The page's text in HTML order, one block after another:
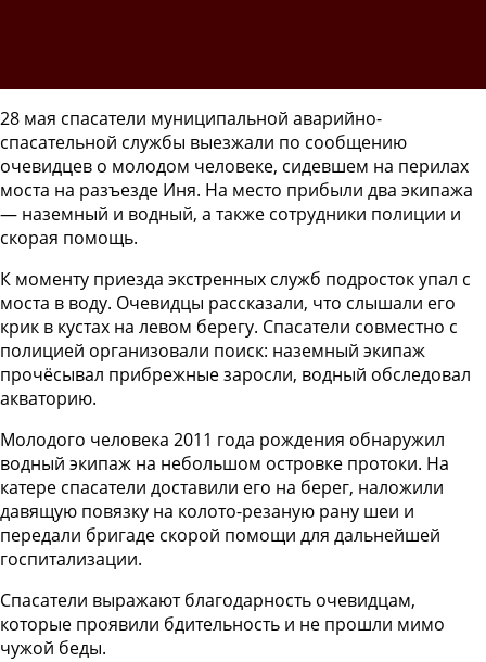
28 мая спасатели муниципальной аварийно-
спасательной службы выезжали по сообщению
очевидцев о молодом человеке, сидевшем на перилах
моста на разъезде Иня. На место прибыли два экипажа
— наземный и водный, а также сотрудники полиции и
скорая помощь.
К моменту приезда экстренных служб подросток упал с
моста в воду. Очевидцы рассказали, что слышали его
крик в кустах на левом берегу. Спасатели совместно с
полицией организовали поиск: наземный экипаж
прочёсывал прибрежные заросли, водный обследовал
акваторию.
Молодого человека 2011 года рождения обнаружил
водный экипаж на небольшом островке протоки. На
катере спасатели доставили его на берег, наложили
давящую повязку на колото-резаную рану шеи и
передали бригаде скорой помощи для дальнейшей
госпитализации.
Спасатели выражают благодарность очевидцам,
которые проявили бдительность и не прошли мимо
чужой беды.